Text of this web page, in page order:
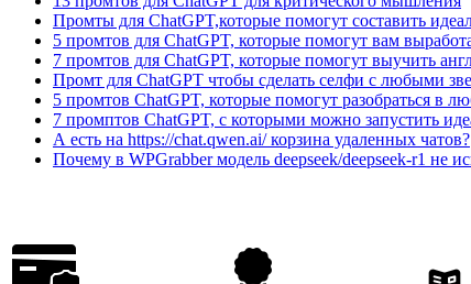
Промты для ChatGPT,которые помогут составить
5 промтов для ChatGPT, которые помогут вам
7 промтов для ChatGPT, которые помогут выучить
Промт для ChatGPT чтобы сделать селфи с любыми
5 промтов ChatGPT, которые помогут разобраться в
7 промптов ChatGPT, с которыми можно запустить
А есть на https://chat.qwen.ai/ корзина удаленных чатов?
Почему в WPGrabber модель deepseek/deepseek-r1 не